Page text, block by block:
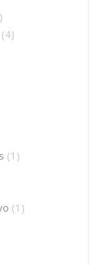
(4)
(1)
(1)